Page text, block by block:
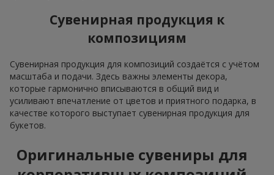
Сувенирная продукция к
композициям
Сувенирная продукция для композиций создаётся с учётом
масштаба и подачи. Здесь важны элементы декора,
которые гармонично вписываются в общий вид и
усиливают впечатление от цветов и приятного подарка, в
качестве которого выступает сувенирная продукция для
букетов.
Оригинальные сувениры для